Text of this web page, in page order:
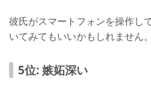
彼氏がスマートフォンを操作し
いてみてもいいかもしれません。
5位: 嫉妬深い